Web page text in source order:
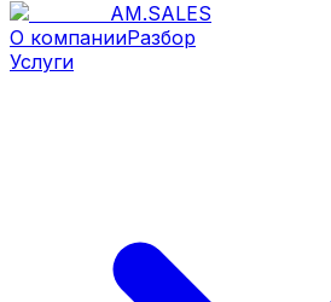
AM.SALES
О компанииРазбор
Услуги